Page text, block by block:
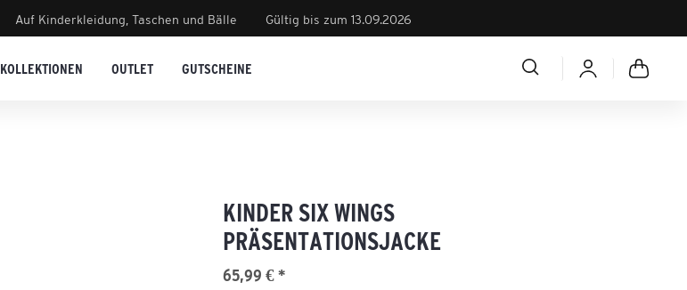
Auf Kinderkleidung, Taschen und Bälle Gültig bis zum 13.09.2026
KOLLEKTIONEN OUTLET GUTSCHEINE
KINDER SIX WINGS
PRÄSENTATIONSJACKE
65,99 € *